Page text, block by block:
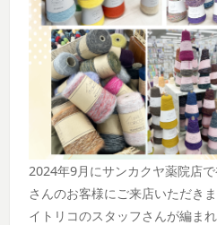
2024年9月にサンカクヤ薬院店
さんのお客様にご来店いただきま
イトリコのスタッフさんが編ま